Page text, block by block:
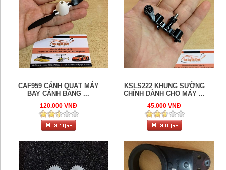
CAF959 CÁNH QUẠT MÁY
BAY CÁNH BẰNG ...
120.000 VNĐ
KSLS222 KHUNG SƯỜNG
CHÍNH DÀNH CHO MÁY ...
45.000 VNĐ